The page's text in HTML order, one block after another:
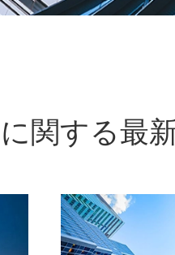
関する最